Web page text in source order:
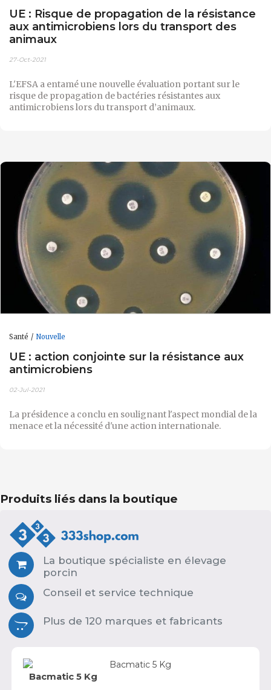
UE : Risque de propagation de la résistance
aux antimicrobiens lors du transport des
animaux
27-Oct-2021
L'EFSA a entamé une nouvelle évaluation portant sur le
risque de propagation de bactéries résistantes aux
antimicrobiens lors du transport d’animaux.
Santé Nouvelle
UE : action conjointe sur la résistance aux
antimicrobiens
02-Jul-2021
La présidence a conclu en soulignant l'aspect mondial de la
menace et la nécessité d'une action internationale.
Produits liés dans la boutique
La boutique spécialiste en élevage
porcin
Conseil et service technique
Plus de 120 marques et fabricants
Bacmatic 5 Kg